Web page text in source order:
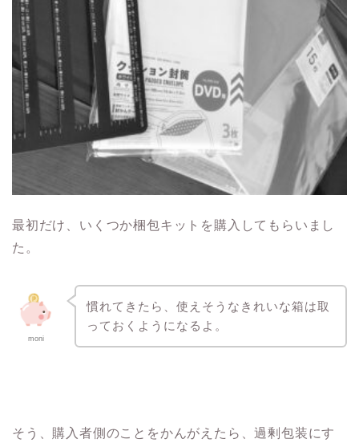
最初だけ、いくつか梱包キットを購入してもらいまし
た。
moni
慣れてきたら、使えそうなきれいな箱は取
っておくようになるよ。
そう、購入者側のことをかんがえたら、過剰包装にす